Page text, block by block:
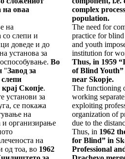
на оваа
на
со слепи и
доведе и до
установа за
Во
"Завод за
крај Скопје.
установи за
се покажа
на
и организирање
на
од тоа, во 1962
complex
population.
The need for
practice for
and youth
institution for
Thus, in 1959
of Blind Youth”
near Skopje.
The functioning
working
exploiting
organization of
due to the
Thus, in 1962
for Blind” in
Professional